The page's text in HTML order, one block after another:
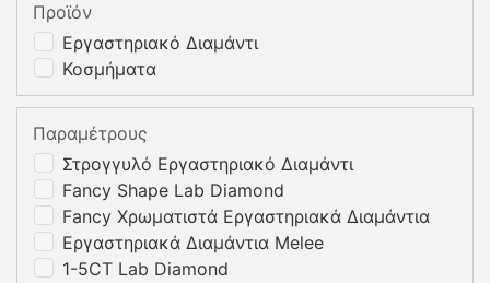
Εργαστηριακό Διαμάντι
Κοσμήματα
Προϊόν
Στρογγυλό Εργαστηριακό Διαμάντι
Fancy Shape Lab Diamond
Fancy Χρωματιστά Εργαστηριακά Διαμάντια
Εργαστηριακά Διαμάντια Melee
1-5CT Lab Diamond
Παραμέτρους